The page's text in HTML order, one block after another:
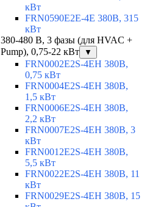
кВт
FRN0590E2E-4E 380В, 315
кВт
380-480 В, 3 фазы (для HVAC +
Pump), 0,75-22 кВт
▼
FRN0002E2S-4EH 380В,
0,75 кВт
FRN0004E2S-4EH 380В,
1,5 кВт
FRN0006E2S-4EH 380В,
2,2 кВт
FRN0007E2S-4EH 380В, 3
кВт
FRN0012E2S-4EH 380В,
5,5 кВт
FRN0022E2S-4EH 380В, 11
кВт
FRN0029E2S-4EH 380В, 15